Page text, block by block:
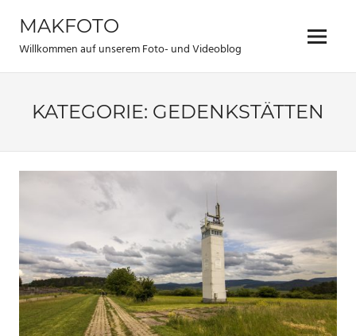
Inhalt
springen
MAKFOTO
Willkommen auf unserem Foto- und Videoblog Menü
KATEGORIE: GEDENKSTÄTTEN